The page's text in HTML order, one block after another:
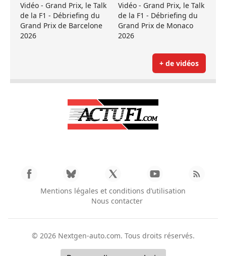
Vidéo - Grand Prix, le Talk
de la F1 - Débriefing du
Grand Prix de Barcelone
2026
Vidéo - Grand Prix, le Talk
de la F1 - Débriefing du
Grand Prix de Monaco
2026
+ de vidéos
Mentions légales et conditions d’utilisation
Nous contacter
© 2026 Nextgen-auto.com. Tous droits réservés.